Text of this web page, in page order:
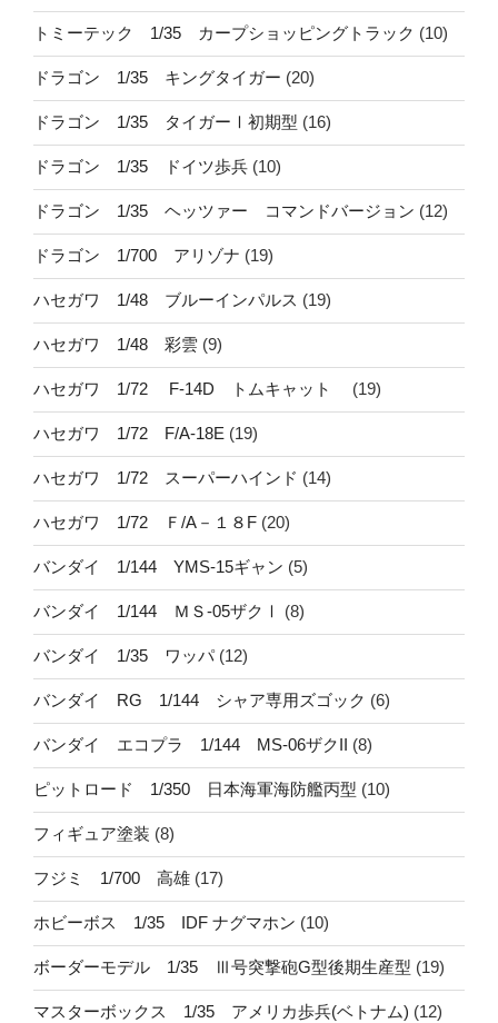
トミーテック 1/35 カープショッピングトラック (10)
ドラゴン 1/35 キングタイガー (20)
ドラゴン 1/35 タイガーⅠ初期型 (16)
ドラゴン 1/35 ドイツ歩兵 (10)
ドラゴン 1/35 ヘッツァー コマンドバージョン (12)
ドラゴン 1/700 アリゾナ (19)
ハセガワ 1/48 ブルーインパルス (19)
ハセガワ 1/48 彩雲 (9)
ハセガワ 1/72 F-14D トムキャット (19)
ハセガワ 1/72 F/A-18E (19)
ハセガワ 1/72 スーパーハインド (14)
ハセガワ 1/72 Ｆ/A－１８F (20)
バンダイ 1/144 YMS-15ギャン (5)
バンダイ 1/144 ＭＳ-05ザクⅠ (8)
バンダイ 1/35 ワッパ(12)
バンダイ RG 1/144 シャア専用ズゴック (6)
バンダイ エコプラ 1/144 MS-06ザクII (8)
ピットロード 1/350 日本海軍海防艦丙型 (10)
フィギュア塗装 (8)
フジミ 1/700 高雄 (17)
ホビーボス 1/35 IDF ナグマホン (10)
ボーダーモデル 1/35 Ⅲ号突撃砲G型後期生産型 (19)
マスターボックス 1/35 アメリカ歩兵(ベトナム) (12)